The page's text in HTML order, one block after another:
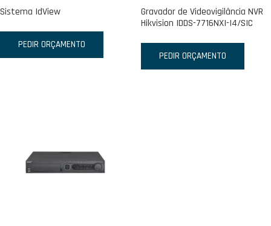
Sistema IdView
PEDIR ORÇAMENTO
Gravador de Videovigilância NVR
Hikvision IDDS-7716NXI-I4/SIC
PEDIR ORÇAMENTO